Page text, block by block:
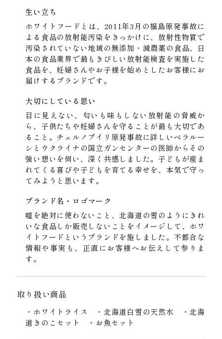
生い立ち
ホワイトフードとは、2011年3月の福島原発事故に
よる食品の放射能汚染をきっかけに、放射性物質で
汚染されていない地域の無添加・減農薬の食品、日
本の食品業界で最もきびしい放射能検査を実施した
食品を、妊婦さんやお子様を始めとしたお客様にお
届けするブランドです。
大切にしている思い
目に見えない、匂いも味もしない放射能の脅威か
ら、子供たちや妊婦さんを守ることが最も大切であ
ること。チェルノブイリ原発事故に詳しいベラルー
シとウクライナの国立ガンセンターの医師からその
強い想いを伺い、深く共感しました。子どもが産ま
れてくる喜びや子どもを育てる幸せを、本気で守っ
てみようと思います。
ブランド名・ロゴマーク
嘘を絶対に使わないこと、北海道の雪のようにきれ
いな食品しか販売しないことをイメージして、ホワ
イトフードというブランドを施しました。不都合な
情報や事実も、正直にお客様へお伝えして参りま
す。
取り扱い商品
・ホワイトライス ・北海道白雪の天然水 ・北海
道きのこセット ・お魚セット